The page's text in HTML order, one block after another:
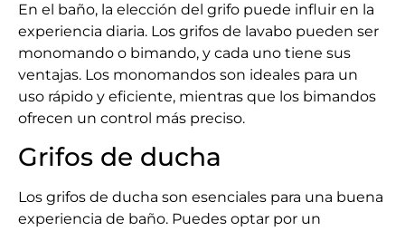
En el baño, la elección del grifo puede influir en la
experiencia diaria. Los grifos de lavabo pueden ser
monomando o bimando, y cada uno tiene sus
ventajas. Los monomandos son ideales para un
uso rápido y eficiente, mientras que los bimandos
ofrecen un control más preciso.
Grifos de ducha
Los grifos de ducha son esenciales para una buena
experiencia de baño. Puedes optar por un